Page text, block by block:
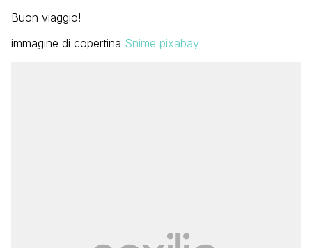
Buon viaggio!
immagine di copertina Snime pixabay